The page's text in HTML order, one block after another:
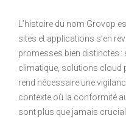
L’histoire du nom Grovop
sites et applications s’en
promesses bien distinctes :
climatique, solutions cloud
rend nécessaire une
contexte où la conformité
sont plus que jamais